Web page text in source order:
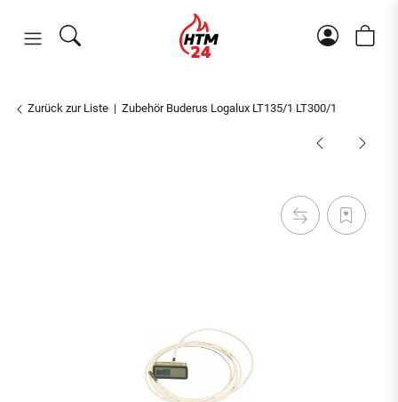
Zurück zur Liste Zubehör Buderus Logalux LT135/1 LT300/1